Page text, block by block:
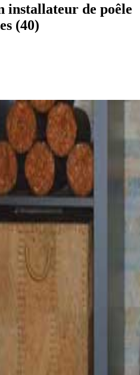
installateur de poêle
(40)